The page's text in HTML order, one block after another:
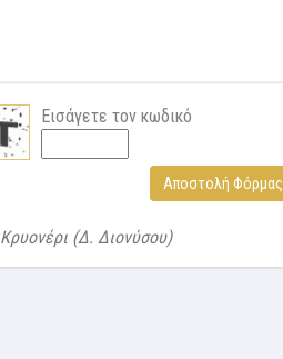
Εισάγετε τον κωδικό
Αποστολή Φόρμας
Κρυονέρι (Δ. Διονύσου)